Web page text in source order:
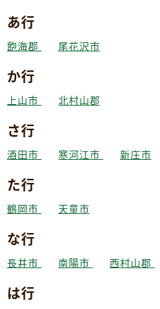
あ行
飽海郡 尾花沢市
か行
上山市 北村山郡
さ行
酒田市 寒河江市 新庄市
た行
鶴岡市 天童市
な行
長井市 南陽市 西村山郡
は行